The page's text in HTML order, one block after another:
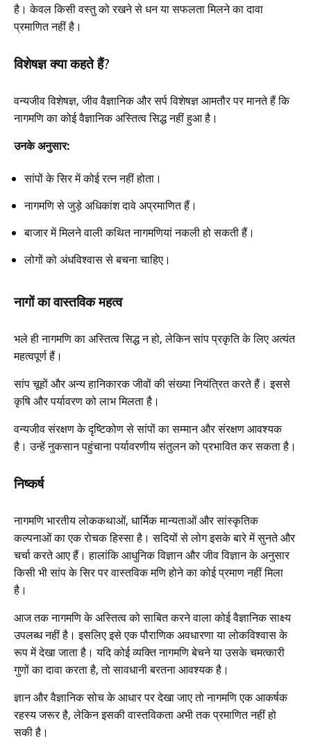
है। केवल किसी वस्तु को रखने से धन या सफलता मिलने का दावा
प्रमाणित नहीं है।
विशेषज्ञ क्या कहते हैं?
वन्यजीव विशेषज्ञ, जीव वैज्ञानिक और सर्प विशेषज्ञ आमतौर पर मानते हैं कि
नागमणि का कोई वैज्ञानिक अस्तित्व सिद्ध नहीं हुआ है।
उनके अनुसार:
सांपों के सिर में कोई रत्न नहीं होता।
नागमणि से जुड़े अधिकांश दावे अप्रमाणित हैं।
बाजार में मिलने वाली कथित नागमणियां नकली हो सकती हैं।
लोगों को अंधविश्वास से बचना चाहिए।
नागों का वास्तविक महत्व
भले ही नागमणि का अस्तित्व सिद्ध न हो, लेकिन सांप प्रकृति के लिए अत्यंत
महत्वपूर्ण हैं।
सांप चूहों और अन्य हानिकारक जीवों की संख्या नियंत्रित करते हैं। इससे
कृषि और पर्यावरण को लाभ मिलता है।
वन्यजीव संरक्षण के दृष्टिकोण से सांपों का सम्मान और संरक्षण आवश्यक
है। उन्हें नुकसान पहुंचाना पर्यावरणीय संतुलन को प्रभावित कर सकता है।
निष्कर्ष
नागमणि भारतीय लोककथाओं, धार्मिक मान्यताओं और सांस्कृतिक
कल्पनाओं का एक रोचक हिस्सा है। सदियों से लोग इसके बारे में सुनते और
चर्चा करते आए हैं। हालांकि आधुनिक विज्ञान और जीव विज्ञान के अनुसार
किसी भी सांप के सिर पर वास्तविक मणि होने का कोई प्रमाण नहीं मिला
है।
आज तक नागमणि के अस्तित्व को साबित करने वाला कोई वैज्ञानिक साक्ष्य
उपलब्ध नहीं है। इसलिए इसे एक पौराणिक अवधारणा या लोकविश्वास के
रूप में देखा जाता है। यदि कोई व्यक्ति नागमणि बेचने या उसके चमत्कारी
गुणों का दावा करता है, तो सावधानी बरतना आवश्यक है।
ज्ञान और वैज्ञानिक सोच के आधार पर देखा जाए तो नागमणि एक आकर्षक
रहस्य जरूर है, लेकिन इसकी वास्तविकता अभी तक प्रमाणित नहीं हो
सकी है।